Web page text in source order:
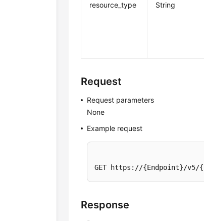
resource_type String
Request
Request parameters
None
Example request
GET https://{Endpoint}/v5/
Response